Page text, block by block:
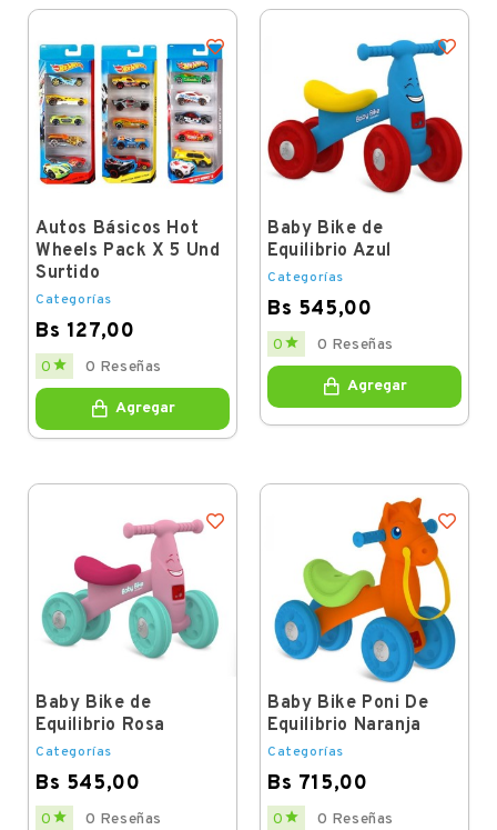
Autos Básicos Hot
Wheels Pack X 5 Und
Surtido
Categorías
Bs 127,00
Price
0  0 Reseñas
Agregar
Baby Bike de
Equilibrio Azul
Categorías
Bs 545,00
Price
0  0 Reseñas
Agregar
Baby Bike de
Equilibrio Rosa
Categorías
Bs 545,00
Price
0  0 Reseñas
Baby Bike Poni De
Equilibrio Naranja
Categorías
Bs 715,00
Price
0  0 Reseñas